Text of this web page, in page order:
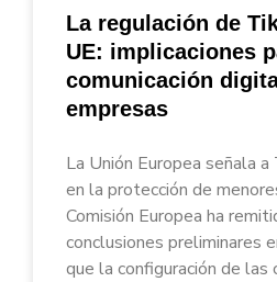
La regulación de
UE: implicaciones
comunicación
empresas
La Unión Europea señala
en la protección de
Comisión Europea ha
conclusiones preliminares
que la configuración de las